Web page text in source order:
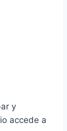
y
accede a